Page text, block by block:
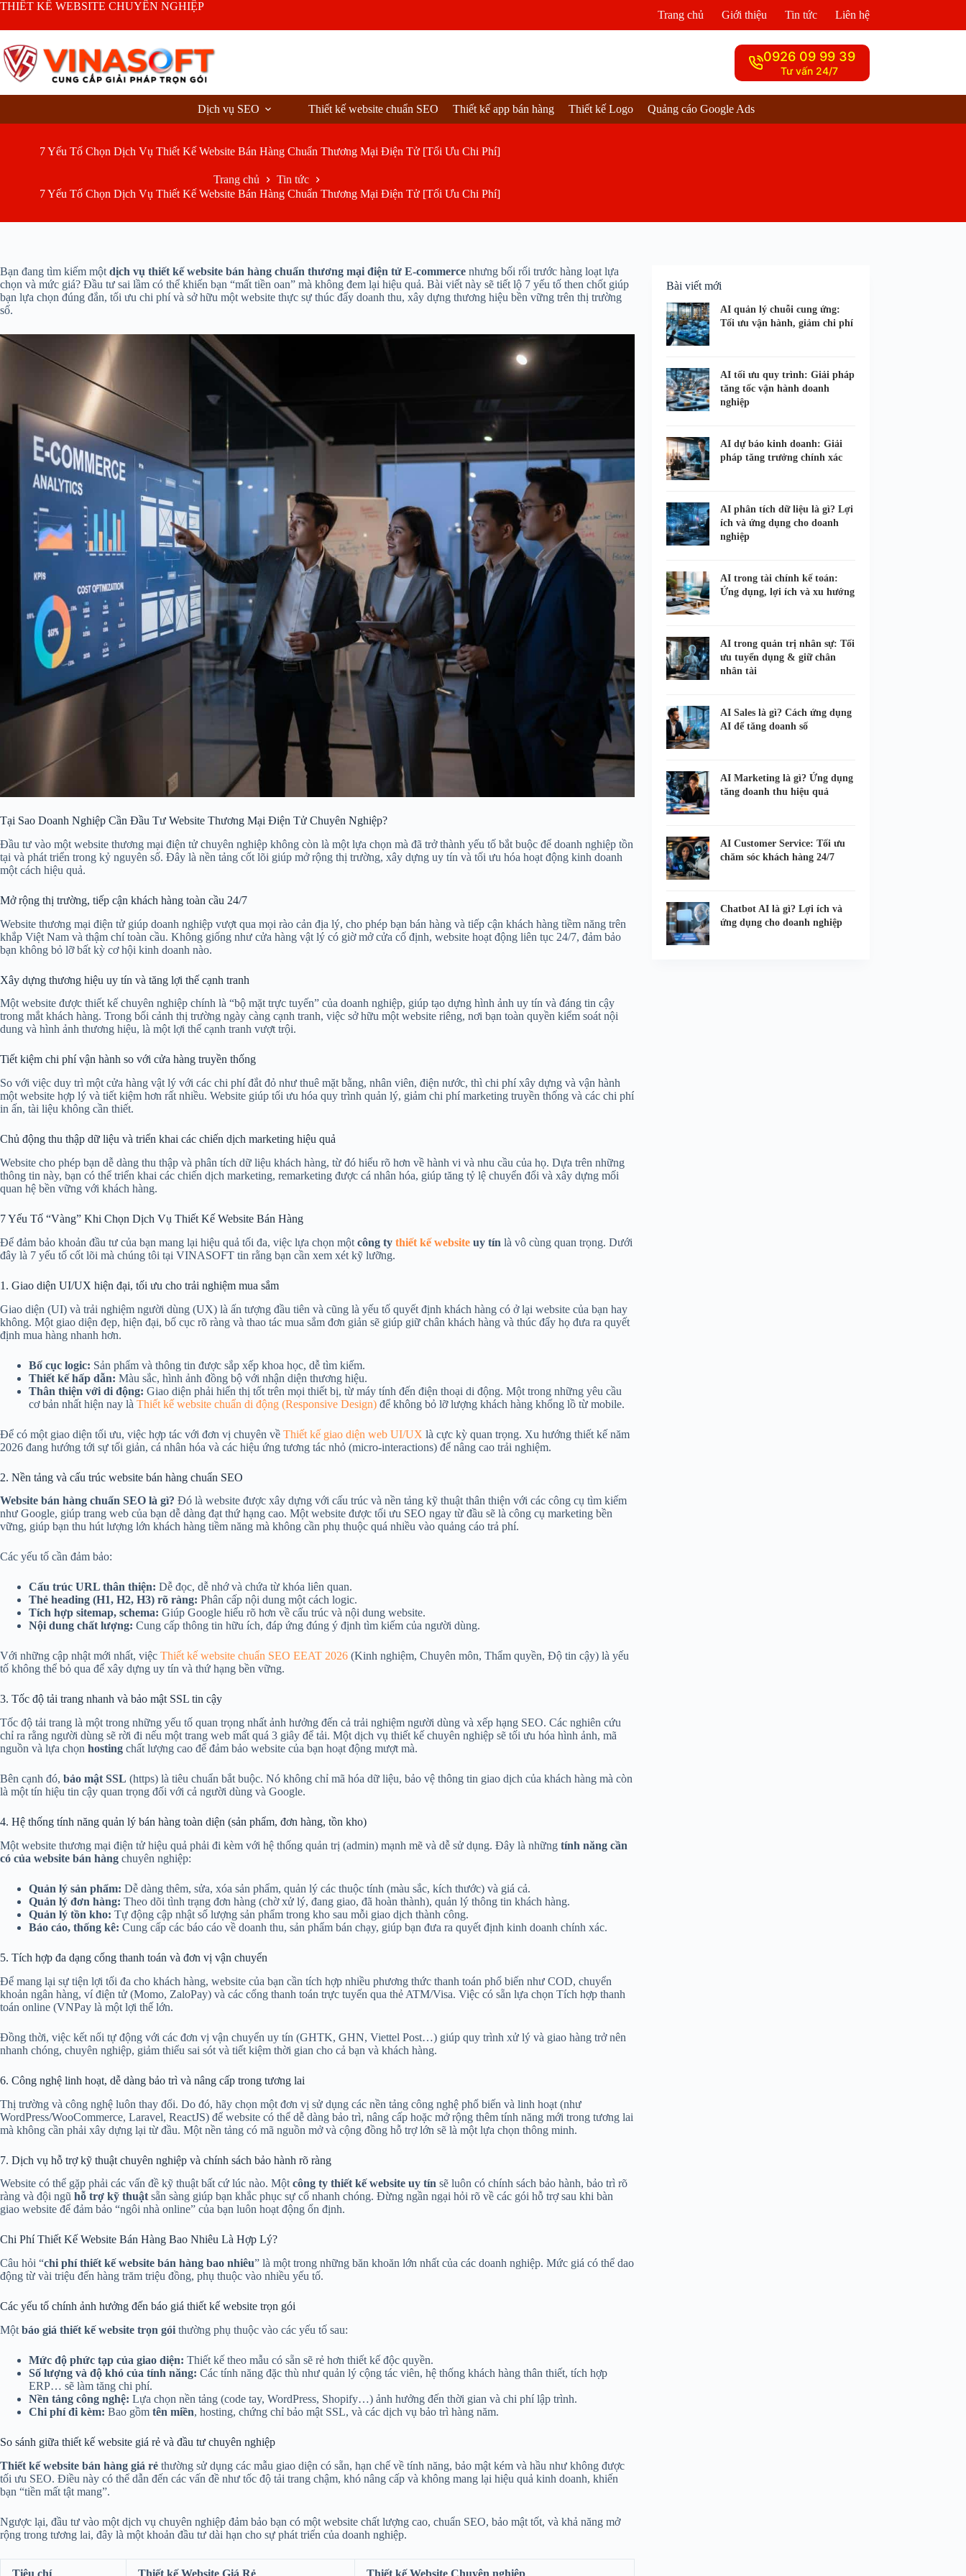
Chuyển
phần
nội
dung
THIẾT KẾ WEBSITE CHUYÊN NGHIỆP
Trang chủ Giới thiệu Tin tức Liên hệ
0926 09 99 39
Tư vấn 24/7
Dịch vụ SEO Thiết kế website chuẩn SEO Thiết kế app bán hàng Thiết kế Logo Quảng cáo Google Ads
7 Yếu Tố Chọn Dịch Vụ Thiết Kế Website Bán Hàng Chuẩn Thương Mại Điện Tử [Tối Ưu Chi Phí]
Trang chủ
Tin tức
7 Yếu Tố Chọn Dịch Vụ Thiết Kế Website Bán Hàng Chuẩn Thương Mại Điện Tử [Tối Ưu Chi Phí]
Bạn đang tìm kiếm một dịch vụ thiết kế website bán hàng chuẩn thương mại điện tử E-commerce nhưng bối rối trước hàng loạt lựa
chọn và mức giá? Đầu tư sai lầm có thể khiến bạn “mất tiền oan” mà không đem lại hiệu quả. Bài viết này sẽ tiết lộ 7 yếu tố then chốt giúp
bạn lựa chọn đúng đắn, tối ưu chi phí và sở hữu một website thực sự thúc đẩy doanh thu, xây dựng thương hiệu bền vững trên thị trường
số.
Tại Sao Doanh Nghiệp Cần Đầu Tư Website Thương Mại Điện Tử Chuyên Nghiệp?
Đầu tư vào một website thương mại điện tử chuyên nghiệp không còn là một lựa chọn mà đã trở thành yếu tố bắt buộc để doanh nghiệp tồn
tại và phát triển trong kỷ nguyên số. Đây là nền tảng cốt lõi giúp mở rộng thị trường, xây dựng uy tín và tối ưu hóa hoạt động kinh doanh
một cách hiệu quả.
Mở rộng thị trường, tiếp cận khách hàng toàn cầu 24/7
Website thương mại điện tử giúp doanh nghiệp vượt qua mọi rào cản địa lý, cho phép bạn bán hàng và tiếp cận khách hàng tiềm năng trên
khắp Việt Nam và thậm chí toàn cầu. Không giống như cửa hàng vật lý có giờ mở cửa cố định, website hoạt động liên tục 24/7, đảm bảo
bạn không bỏ lỡ bất kỳ cơ hội kinh doanh nào.
Xây dựng thương hiệu uy tín và tăng lợi thế cạnh tranh
Một website được thiết kế chuyên nghiệp chính là “bộ mặt trực tuyến” của doanh nghiệp, giúp tạo dựng hình ảnh uy tín và đáng tin cậy
trong mắt khách hàng. Trong bối cảnh thị trường ngày càng cạnh tranh, việc sở hữu một website riêng, nơi bạn toàn quyền kiểm soát nội
dung và hình ảnh thương hiệu, là một lợi thế cạnh tranh vượt trội.
Tiết kiệm chi phí vận hành so với cửa hàng truyền thống
So với việc duy trì một cửa hàng vật lý với các chi phí đắt đỏ như thuê mặt bằng, nhân viên, điện nước, thì chi phí xây dựng và vận hành
một website hợp lý và tiết kiệm hơn rất nhiều. Website giúp tối ưu hóa quy trình quản lý, giảm chi phí marketing truyền thống và các chi phí
in ấn, tài liệu không cần thiết.
Chủ động thu thập dữ liệu và triển khai các chiến dịch marketing hiệu quả
Website cho phép bạn dễ dàng thu thập và phân tích dữ liệu khách hàng, từ đó hiểu rõ hơn về hành vi và nhu cầu của họ. Dựa trên những
thông tin này, bạn có thể triển khai các chiến dịch marketing, remarketing được cá nhân hóa, giúp tăng tỷ lệ chuyển đổi và xây dựng mối
quan hệ bền vững với khách hàng.
7 Yếu Tố “Vàng” Khi Chọn Dịch Vụ Thiết Kế Website Bán Hàng
Để đảm bảo khoản đầu tư của bạn mang lại hiệu quả tối đa, việc lựa chọn một công ty thiết kế website uy tín là vô cùng quan trọng. Dưới
đây là 7 yếu tố cốt lõi mà chúng tôi tại VINASOFT tin rằng bạn cần xem xét kỹ lưỡng.
1. Giao diện UI/UX hiện đại, tối ưu cho trải nghiệm mua sắm
Giao diện (UI) và trải nghiệm người dùng (UX) là ấn tượng đầu tiên và cũng là yếu tố quyết định khách hàng có ở lại website của bạn hay
không. Một giao diện đẹp, hiện đại, bố cục rõ ràng và thao tác mua sắm đơn giản sẽ giúp giữ chân khách hàng và thúc đẩy họ đưa ra quyết
định mua hàng nhanh hơn.
Bố cục logic: Sản phẩm và thông tin được sắp xếp khoa học, dễ tìm kiếm.
Thiết kế hấp dẫn: Màu sắc, hình ảnh đồng bộ với nhận diện thương hiệu.
Thân thiện với di động: Giao diện phải hiển thị tốt trên mọi thiết bị, từ máy tính đến điện thoại di động. Một trong những yêu cầu
cơ bản nhất hiện nay là Thiết kế website chuẩn di động (Responsive Design) để không bỏ lỡ lượng khách hàng khổng lồ từ mobile.
Để có một giao diện tối ưu, việc hợp tác với đơn vị chuyên về Thiết kế giao diện web UI/UX là cực kỳ quan trọng. Xu hướng thiết kế năm
2026 đang hướng tới sự tối giản, cá nhân hóa và các hiệu ứng tương tác nhỏ (micro-interactions) để nâng cao trải nghiệm.
2. Nền tảng và cấu trúc website bán hàng chuẩn SEO
Website bán hàng chuẩn SEO là gì? Đó là website được xây dựng với cấu trúc và nền tảng kỹ thuật thân thiện với các công cụ tìm kiếm
như Google, giúp trang web của bạn dễ dàng đạt thứ hạng cao. Một website được tối ưu SEO ngay từ đầu sẽ là công cụ marketing bền
vững, giúp bạn thu hút lượng lớn khách hàng tiềm năng mà không cần phụ thuộc quá nhiều vào quảng cáo trả phí.
Các yếu tố cần đảm bảo:
Cấu trúc URL thân thiện: Dễ đọc, dễ nhớ và chứa từ khóa liên quan.
Thẻ heading (H1, H2, H3) rõ ràng: Phân cấp nội dung một cách logic.
Tích hợp sitemap, schema: Giúp Google hiểu rõ hơn về cấu trúc và nội dung website.
Nội dung chất lượng: Cung cấp thông tin hữu ích, đáp ứng đúng ý định tìm kiếm của người dùng.
Với những cập nhật mới nhất, việc Thiết kế website chuẩn SEO EEAT 2026 (Kinh nghiệm, Chuyên môn, Thẩm quyền, Độ tin cậy) là yếu
tố không thể bỏ qua để xây dựng uy tín và thứ hạng bền vững.
3. Tốc độ tải trang nhanh và bảo mật SSL tin cậy
Tốc độ tải trang là một trong những yếu tố quan trọng nhất ảnh hưởng đến cả trải nghiệm người dùng và xếp hạng SEO. Các nghiên cứu
chỉ ra rằng người dùng sẽ rời đi nếu một trang web mất quá 3 giây để tải. Một dịch vụ thiết kế chuyên nghiệp sẽ tối ưu hóa hình ảnh, mã
nguồn và lựa chọn hosting chất lượng cao để đảm bảo website của bạn hoạt động mượt mà.
Bên cạnh đó, bảo mật SSL (https) là tiêu chuẩn bắt buộc. Nó không chỉ mã hóa dữ liệu, bảo vệ thông tin giao dịch của khách hàng mà còn
là một tín hiệu tin cậy quan trọng đối với cả người dùng và Google.
4. Hệ thống tính năng quản lý bán hàng toàn diện (sản phẩm, đơn hàng, tồn kho)
Một website thương mại điện tử hiệu quả phải đi kèm với hệ thống quản trị (admin) mạnh mẽ và dễ sử dụng. Đây là những tính năng cần
có của website bán hàng chuyên nghiệp:
Quản lý sản phẩm: Dễ dàng thêm, sửa, xóa sản phẩm, quản lý các thuộc tính (màu sắc, kích thước) và giá cả.
Quản lý đơn hàng: Theo dõi tình trạng đơn hàng (chờ xử lý, đang giao, đã hoàn thành), quản lý thông tin khách hàng.
Quản lý tồn kho: Tự động cập nhật số lượng sản phẩm trong kho sau mỗi giao dịch thành công.
Báo cáo, thống kê: Cung cấp các báo cáo về doanh thu, sản phẩm bán chạy, giúp bạn đưa ra quyết định kinh doanh chính xác.
5. Tích hợp đa dạng cổng thanh toán và đơn vị vận chuyển
Để mang lại sự tiện lợi tối đa cho khách hàng, website của bạn cần tích hợp nhiều phương thức thanh toán phổ biến như COD, chuyển
khoản ngân hàng, ví điện tử (Momo, ZaloPay) và các cổng thanh toán trực tuyến qua thẻ ATM/Visa. Việc có sẵn lựa chọn Tích hợp thanh
toán online (VNPay là một lợi thế lớn.
Đồng thời, việc kết nối tự động với các đơn vị vận chuyển uy tín (GHTK, GHN, Viettel Post…) giúp quy trình xử lý và giao hàng trở nên
nhanh chóng, chuyên nghiệp, giảm thiểu sai sót và tiết kiệm thời gian cho cả bạn và khách hàng.
6. Công nghệ linh hoạt, dễ dàng bảo trì và nâng cấp trong tương lai
Thị trường và công nghệ luôn thay đổi. Do đó, hãy chọn một đơn vị sử dụng các nền tảng công nghệ phổ biến và linh hoạt (như
WordPress/WooCommerce, Laravel, ReactJS) để website có thể dễ dàng bảo trì, nâng cấp hoặc mở rộng thêm tính năng mới trong tương lai
mà không cần phải xây dựng lại từ đầu. Một nền tảng có mã nguồn mở và cộng đồng hỗ trợ lớn sẽ là một lựa chọn thông minh.
7. Dịch vụ hỗ trợ kỹ thuật chuyên nghiệp và chính sách bảo hành rõ ràng
Website có thể gặp phải các vấn đề kỹ thuật bất cứ lúc nào. Một công ty thiết kế website uy tín sẽ luôn có chính sách bảo hành, bảo trì rõ
ràng và đội ngũ hỗ trợ kỹ thuật sẵn sàng giúp bạn khắc phục sự cố nhanh chóng. Đừng ngần ngại hỏi rõ về các gói hỗ trợ sau khi bàn
giao website để đảm bảo “ngôi nhà online” của bạn luôn hoạt động ổn định.
Chi Phí Thiết Kế Website Bán Hàng Bao Nhiêu Là Hợp Lý?
Câu hỏi “chi phí thiết kế website bán hàng bao nhiêu” là một trong những băn khoăn lớn nhất của các doanh nghiệp. Mức giá có thể dao
động từ vài triệu đến hàng trăm triệu đồng, phụ thuộc vào nhiều yếu tố.
Các yếu tố chính ảnh hưởng đến báo giá thiết kế website trọn gói
Một báo giá thiết kế website trọn gói thường phụ thuộc vào các yếu tố sau:
Mức độ phức tạp của giao diện: Thiết kế theo mẫu có sẵn sẽ rẻ hơn thiết kế độc quyền.
Số lượng và độ khó của tính năng: Các tính năng đặc thù như quản lý cộng tác viên, hệ thống khách hàng thân thiết, tích hợp
ERP… sẽ làm tăng chi phí.
Nền tảng công nghệ: Lựa chọn nền tảng (code tay, WordPress, Shopify…) ảnh hưởng đến thời gian và chi phí lập trình.
Chi phí đi kèm: Bao gồm tên miền, hosting, chứng chỉ bảo mật SSL, và các dịch vụ bảo trì hàng năm.
So sánh giữa thiết kế website giá rẻ và đầu tư chuyên nghiệp
Thiết kế website bán hàng giá rẻ thường sử dụng các mẫu giao diện có sẵn, hạn chế về tính năng, bảo mật kém và hầu như không được
tối ưu SEO. Điều này có thể dẫn đến các vấn đề như tốc độ tải trang chậm, khó nâng cấp và không mang lại hiệu quả kinh doanh, khiến
bạn “tiền mất tật mang”.
Ngược lại, đầu tư vào một dịch vụ chuyên nghiệp đảm bảo bạn có một website chất lượng cao, chuẩn SEO, bảo mật tốt, và khả năng mở
rộng trong tương lai, đây là một khoản đầu tư dài hạn cho sự phát triển của doanh nghiệp.
Tiêu chí Thiết kế Website Giá Rẻ Thiết kế Website Chuyên nghiệp
Bài viết mới
AI quản lý chuỗi cung ứng:
Tối ưu vận hành, giảm chi phí
AI tối ưu quy trình: Giải pháp
tăng tốc vận hành doanh
nghiệp
AI dự báo kinh doanh: Giải
pháp tăng trưởng chính xác
AI phân tích dữ liệu là gì? Lợi
ích và ứng dụng cho doanh
nghiệp
AI trong tài chính kế toán:
Ứng dụng, lợi ích và xu hướng
AI trong quản trị nhân sự: Tối
ưu tuyển dụng & giữ chân
nhân tài
AI Sales là gì? Cách ứng dụng
AI để tăng doanh số
AI Marketing là gì? Ứng dụng
tăng doanh thu hiệu quả
AI Customer Service: Tối ưu
chăm sóc khách hàng 24/7
Chatbot AI là gì? Lợi ích và
ứng dụng cho doanh nghiệp